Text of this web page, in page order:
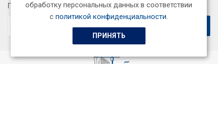
Подписывайтесь на новости и акции:
обработку персональных данных в соответствии
сполитикой конфиденциальности.
ПРИНЯТЬ